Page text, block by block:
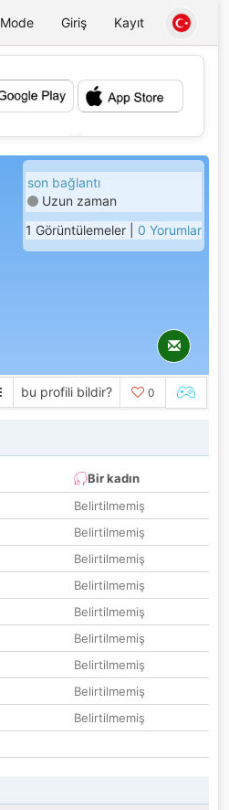
Mode Giriş Kayıt
💕
son bağlantı
Uzun zaman
1 Görüntülemeler | 0 Yorumlar
bu profili bildir? 0
Bir kadın
Belirtilmemiş
Belirtilmemiş
Belirtilmemiş
Belirtilmemiş
Belirtilmemiş
Belirtilmemiş
Belirtilmemiş
Belirtilmemiş
Belirtilmemiş